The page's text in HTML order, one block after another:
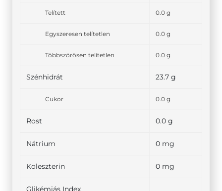
Telített 0.0 g
Egyszeresen telítetlen 0.0 g
Többszörösen telítetlen 0.0 g
Szénhidrát 23.7 g
Cukor 0.0 g
Rost 0.0 g
Nátrium 0 mg
Koleszterin 0 mg
Glikémiás Index